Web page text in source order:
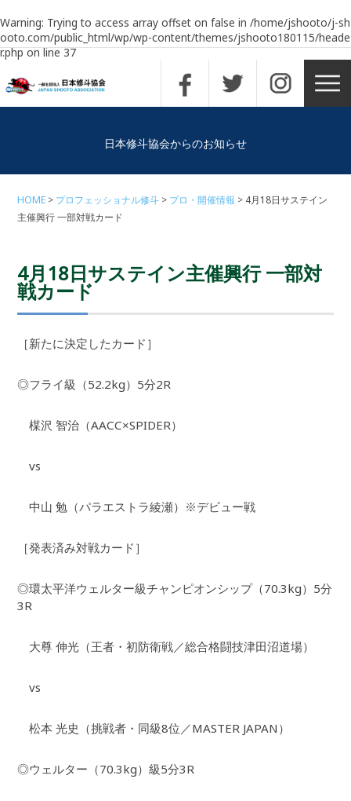
Warning: Trying to access array offset on false in /home/jshooto/j-sh
ooto.com/public_html/wp/wp-content/themes/jshooto180115/heade
r.phpon line37
日本修斗協会からのお知らせ
HOME プロフェッショナル修斗 プロ・開催情報
4月18日サステイン
主催興行 一部対戦カード
4月18日サステイン主催興行 一部対
戦カード
［新たに決定したカード］
◎フライ級（52.2kg）5分2R
楳沢 智治（AACC×SPIDER）
vs
中山 勉（パラエストラ綾瀬）※デビュー戦
［発表済み対戦カード］
◎環太平洋ウェルター級チャンピオンシップ（70.3kg）5分
3R
大尊 伸光（王者・初防衛戦／総合格闘技津田沼道場）
vs
松本 光史（挑戦者・同級8位／MASTER JAPAN）
◎ウェルター（70.3kg）級5分3R